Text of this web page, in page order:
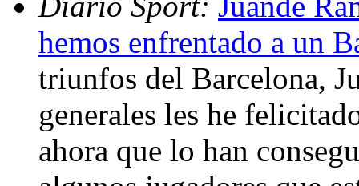
hemos enfrentado a un
triunfos del Barcelona,
generales les he
ahora que lo han